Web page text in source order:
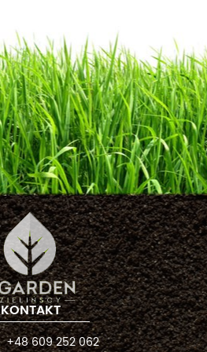
KONTAKT
+48 609 252 062